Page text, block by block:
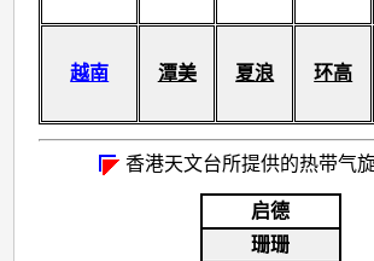
越南 潭美 夏浪 环高
香港天文台所提供的热带气
启德
珊珊